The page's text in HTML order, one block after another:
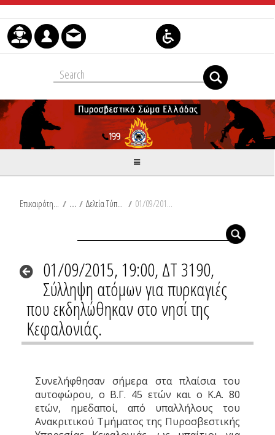
Skip to Content
Επικαιρότητα / Δελτία Τύπου / 01/09/2015, 19:00, ΔΤ 3190, Σύλληψη ατόμων για πυρκαγιές που εκδηλώθηκαν στο νησί της Κεφαλονιάς.
01/09/2015, 19:00, ΔΤ 3190,
Σύλληψη ατόμων για πυρκαγιές
που εκδηλώθηκαν στο νησί της
Κεφαλονιάς.
Συνελήφθησαν σήμερα στα πλαίσια του
αυτοφώρου, ο Β.Γ. 45 ετών και ο Κ.Α. 80
ετών, ημεδαποί, από υπαλλήλους του
Ανακριτικού Τμήματος της Πυροσβεστικής